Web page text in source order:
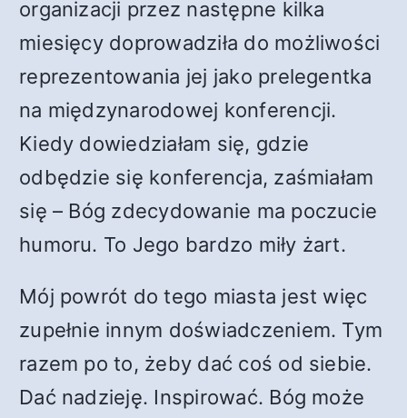
organizacji przez następne kilka
miesięcy doprowadziła do możliwości
reprezentowania jej jako prelegentka
na międzynarodowej konferencji.
Kiedy dowiedziałam się, gdzie
odbędzie się konferencja, zaśmiałam
się – Bóg zdecydowanie ma poczucie
humoru. To Jego bardzo miły żart.
Mój powrót do tego miasta jest więc
zupełnie innym doświadczeniem. Tym
razem po to, żeby dać coś od siebie.
Dać nadzieję. Inspirować. Bóg może